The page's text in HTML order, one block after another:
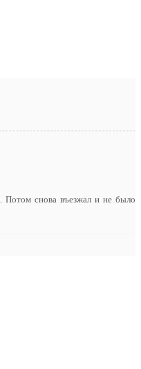
снова въезжал и не было